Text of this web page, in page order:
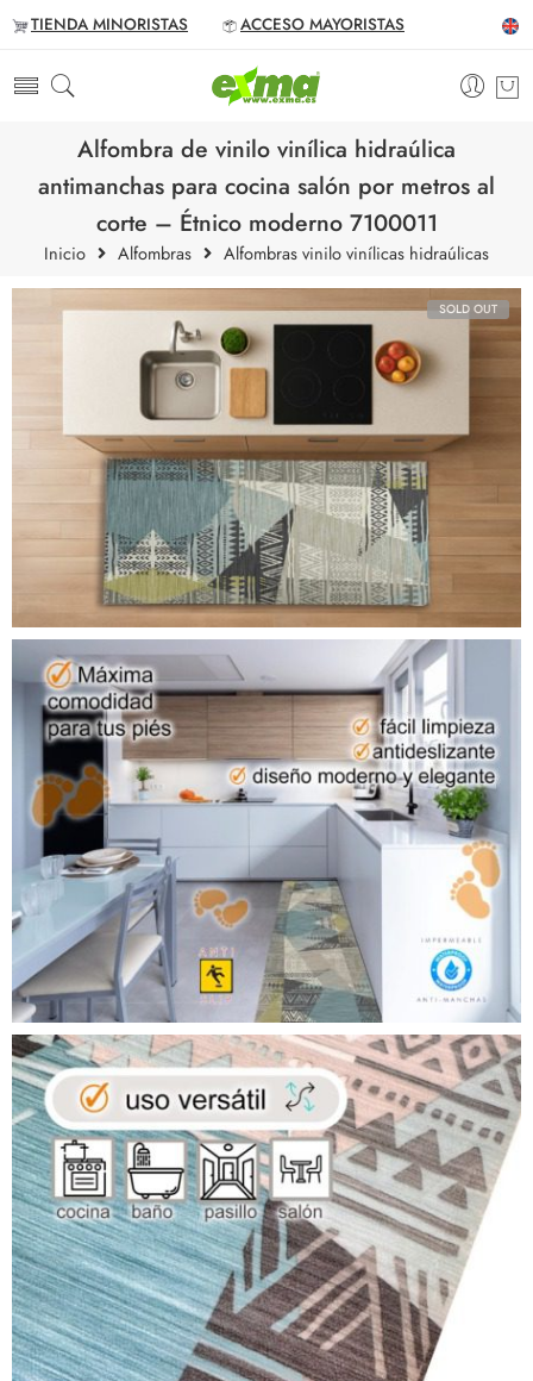
TIENDA MINORISTAS ACCESO MAYORISTAS
Alfombra de vinilo vinílica hidraúlica
antimanchas para cocina salón por metros al
corte – Étnico moderno 7100011
Inicio Alfombras Alfombras vinilo vinílicas hidraúlicas
SOLD OUT